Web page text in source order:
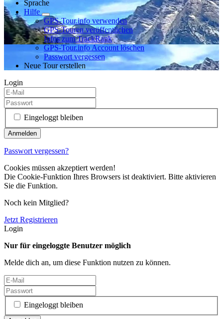
Sprache
Hilfe
GPS-Tour.info verwenden
GPS-Touren veröffentlichen
Infos zum TrackRank
GPS-Tour.info Account löschen
Passwort vergessen
Neue Tour erstellen
Login
Eingeloggt bleiben
Passwort vergessen?
Cookies müssen akzeptiert werden!
Die Cookie-Funktion Ihres Browsers ist deaktiviert. Bitte aktivieren
Sie die Funktion.
Noch kein Mitglied?
Jetzt Registrieren
Login
Nur für eingeloggte Benutzer möglich
Melde dich an, um diese Funktion nutzen zu können.
Eingeloggt bleiben